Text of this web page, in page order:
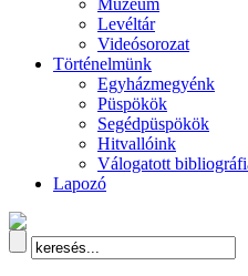
Múzeum
Levéltár
Videósorozat
Történelmünk
Egyházmegyénk
Püspökök
Segédpüspökök
Hitvallóink
Válogatott
Lapozó